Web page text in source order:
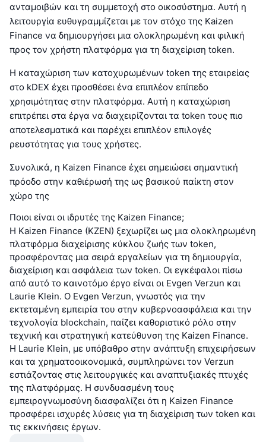
ανταμοιβών και τη συμμετοχή στο οικοσύστημα. Αυτή η
λειτουργία ευθυγραμμίζεται με τον στόχο της Kaizen
Finance να δημιουργήσει μια ολοκληρωμένη και φιλική
προς τον χρήστη πλατφόρμα για τη διαχείριση token.
Η καταχώριση των κατοχυρωμένων token της εταιρείας
στο kDEX έχει προσθέσει ένα επιπλέον επίπεδο
χρησιμότητας στην πλατφόρμα. Αυτή η καταχώριση
επιτρέπει στα έργα να διαχειρίζονται τα token τους πιο
αποτελεσματικά και παρέχει επιπλέον επιλογές
ρευστότητας για τους χρήστες.
Συνολικά, η Kaizen Finance έχει σημειώσει σημαντική
πρόοδο στην καθιέρωσή της ως βασικού παίκτη στον
χώρο της
Ποιοι είναι οι ιδρυτές της Kaizen Finance;
Η Kaizen Finance (KZEN) ξεχωρίζει ως μια ολοκληρωμένη
πλατφόρμα διαχείρισης κύκλου ζωής των token,
προσφέροντας μια σειρά εργαλείων για τη δημιουργία,
διαχείριση και ασφάλεια των token. Οι εγκέφαλοι πίσω
από αυτό το καινοτόμο έργο είναι οι Evgen Verzun και
Laurie Klein. Ο Evgen Verzun, γνωστός για την
εκτεταμένη εμπειρία του στην κυβερνοασφάλεια και την
τεχνολογία blockchain, παίζει καθοριστικό ρόλο στην
τεχνική και στρατηγική κατεύθυνση της Kaizen Finance.
Η Laurie Klein, με υπόβαθρο στην ανάπτυξη επιχειρήσεων
και τα χρηματοοικονομικά, συμπληρώνει τον Verzun
εστιάζοντας στις λειτουργικές και αναπτυξιακές πτυχές
της πλατφόρμας. Η συνδυασμένη τους
εμπειρογνωμοσύνη διασφαλίζει ότι η Kaizen Finance
προσφέρει ισχυρές λύσεις για τη διαχείριση των token και
τις εκκινήσεις έργων.